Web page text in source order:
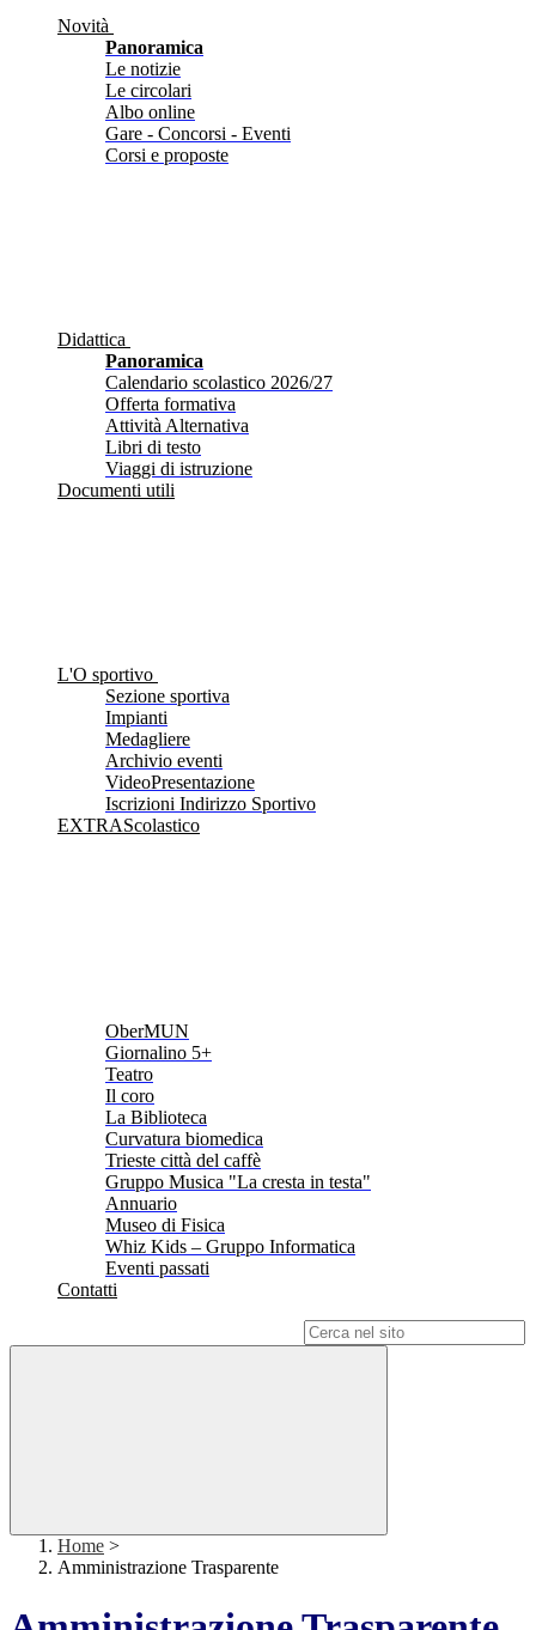
Novità
Panoramica
Le notizie
Le circolari
Albo online
Gare - Concorsi - Eventi
Corsi e proposte
Didattica
Panoramica
Calendario scolastico 2026/27
Offerta formativa
Attività Alternativa
Libri di testo
Viaggi di istruzione
Documenti utili
L'O sportivo
Sezione sportiva
Impianti
Medagliere
Archivio eventi
VideoPresentazione
Iscrizioni Indirizzo Sportivo
EXTRAScolastico
OberMUN
Giornalino 5+
Teatro
Il coro
La Biblioteca
Curvatura biomedica
Trieste città del caffè
Gruppo Musica "La cresta in testa"
Annuario
Museo di Fisica
Whiz Kids – Gruppo Informatica
Eventi passati
Contatti
Home >
Amministrazione Trasparente